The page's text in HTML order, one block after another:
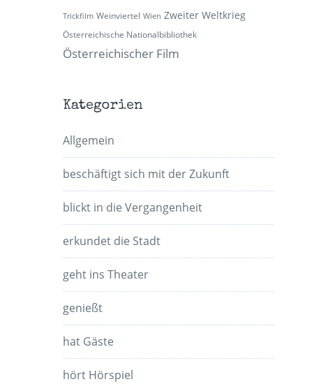
Trickfilm Weinviertel Wien Zweiter Weltkrieg
Österreichische Nationalbibliothek
Österreichischer Film
Kategorien
Allgemein
beschäftigt sich mit der Zukunft
blickt in die Vergangenheit
erkundet die Stadt
geht ins Theater
genießt
hat Gäste
hört Hörspiel